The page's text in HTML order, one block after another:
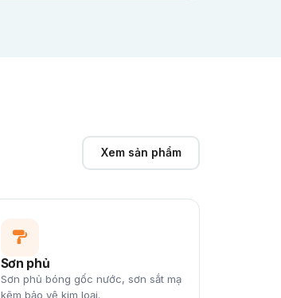
Xem sản phẩm
Sơn phủ
Sơn phủ bóng gốc nước, sơn sắt mạ
kẽm bảo vệ kim loại.